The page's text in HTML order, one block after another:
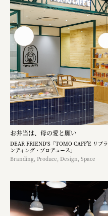
お弁当は、母の愛と願い
DEAR FRIEND'S「TOMO CAFF’E リブラ
ンディング・プロデュース」
Branding, Produce, Design, Space